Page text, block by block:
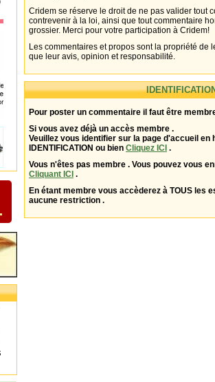
Cridem se réserve le droit de ne pas valider tout
contrevenir à la loi, ainsi que tout commentaire
grossier. Merci pour votre participation à Cridem!
Les commentaires et propos sont la propriété de
que leur avis, opinion et responsabilité.
Pour poster un commentaire il faut être
Si vous avez déjà un accès membre .
Veuillez vous identifier sur la page d'accueil en
IDENTIFICATION ou bien Cliquez ICI .
Vous n'êtes pas membre . Vous pouvez vous
Cliquant ICI .
En étant membre vous accèderez à TOUS les
aucune restriction .